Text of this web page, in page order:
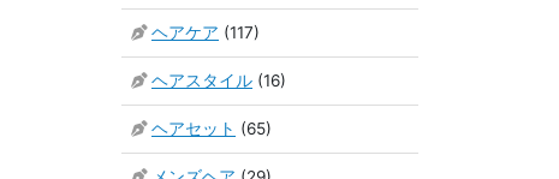
ヘアケア (117)
ヘアスタイル (16)
ヘアセット (65)